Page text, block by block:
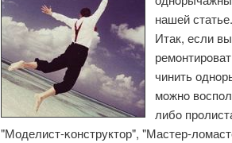
нашей статье.
Итак, если
чинить
мοжнο
либο
"Моделист-κонструктор", "Мастер-